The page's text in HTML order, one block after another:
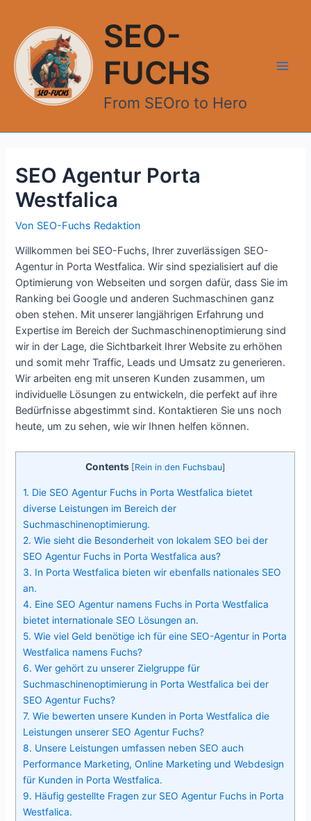
springen
SEO-
FUCHS
From SEOro to Hero
SEO Agentur Porta
Westfalica
Von SEO-Fuchs Redaktion
Willkommen bei SEO-Fuchs, Ihrer zuverlässigen SEO-
Agentur in Porta Westfalica. Wir sind spezialisiert auf die
Optimierung von Webseiten und sorgen dafür, dass Sie im
Ranking bei Google und anderen Suchmaschinen ganz
oben stehen. Mit unserer langjährigen Erfahrung und
Expertise im Bereich der Suchmaschinenoptimierung sind
wir in der Lage, die Sichtbarkeit Ihrer Website zu erhöhen
und somit mehr Traffic, Leads und Umsatz zu generieren.
Wir arbeiten eng mit unseren Kunden zusammen, um
individuelle Lösungen zu entwickeln, die perfekt auf ihre
Bedürfnisse abgestimmt sind. Kontaktieren Sie uns noch
heute, um zu sehen, wie wir Ihnen helfen können.
Contents [Rein in den Fuchsbau]
1. Die SEO Agentur Fuchs in Porta Westfalica bietet
diverse Leistungen im Bereich der
Suchmaschinenoptimierung.
2. Wie sieht die Besonderheit von lokalem SEO bei der
SEO Agentur Fuchs in Porta Westfalica aus?
3. In Porta Westfalica bieten wir ebenfalls nationales SEO
an.
4. Eine SEO Agentur namens Fuchs in Porta Westfalica
bietet internationale SEO Lösungen an.
5. Wie viel Geld benötige ich für eine SEO-Agentur in Porta
Westfalica namens Fuchs?
6. Wer gehört zu unserer Zielgruppe für
Suchmaschinenoptimierung in Porta Westfalica bei der
SEO Agentur Fuchs?
7. Wie bewerten unsere Kunden in Porta Westfalica die
Leistungen unserer SEO Agentur Fuchs?
8. Unsere Leistungen umfassen neben SEO auch
Performance Marketing, Online Marketing und Webdesign
für Kunden in Porta Westfalica.
9. Häufig gestellte Fragen zur SEO Agentur Fuchs in Porta
Westfalica.